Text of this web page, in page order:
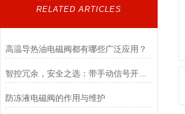
RELATED ARTICLES
高温导热油电磁阀都有哪些广泛应用？
智控冗余，安全之选：带手动信号开关电磁阀，双模驱动的可靠保障
防冻液电磁阀的作用与维护